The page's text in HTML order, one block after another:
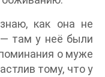
как она не
— там у неё были
о муже
тому, что у